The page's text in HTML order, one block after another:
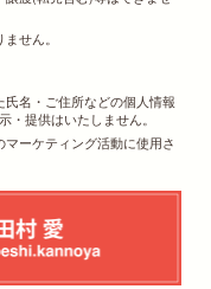
せん。
名・ご住所などの個人情報
・提供はいたしません。
ーケティング活動に使用さ